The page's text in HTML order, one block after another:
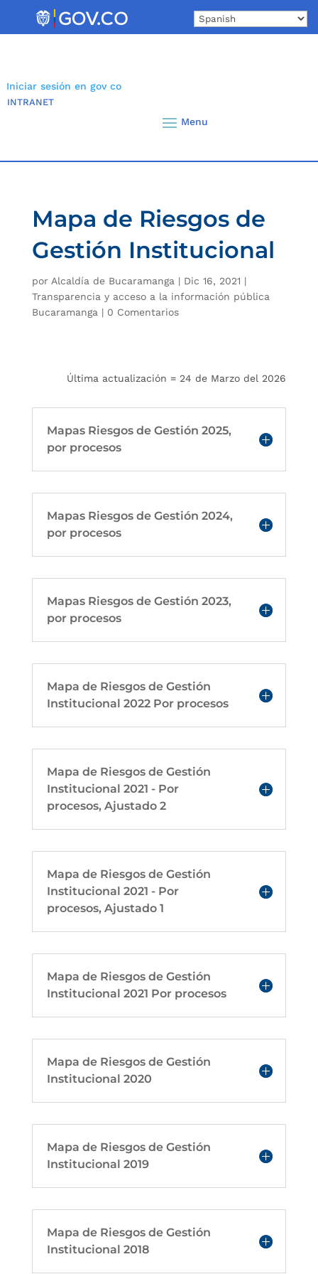
Iniciar sesión en gov co
INTRANET
Mapa de Riesgos de
Gestión Institucional
por Alcaldía de Bucaramanga | Dic 16, 2021 |
Transparencia y acceso a la información pública
Bucaramanga | 0 Comentarios
Última actualización = 24 de Marzo del 2026
Mapas Riesgos de Gestión 2025,
por procesos
Mapas Riesgos de Gestión 2024,
por procesos
Mapas Riesgos de Gestión 2023,
por procesos
Mapa de Riesgos de Gestión
Institucional 2022 Por procesos
Mapa de Riesgos de Gestión
Institucional 2021 - Por
procesos, Ajustado 2
Mapa de Riesgos de Gestión
Institucional 2021 - Por
procesos, Ajustado 1
Mapa de Riesgos de Gestión
Institucional 2021 Por procesos
Mapa de Riesgos de Gestión
Institucional 2020
Mapa de Riesgos de Gestión
Institucional 2019
Mapa de Riesgos de Gestión
Institucional 2018